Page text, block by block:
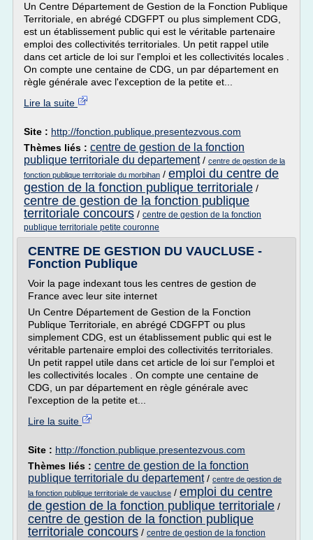
Un Centre Département de Gestion de la Fonction Publique
Territoriale, en abrégé CDGFPT ou plus simplement CDG,
est un établissement public qui est le véritable partenaire
emploi des collectivités territoriales. Un petit rappel utile
dans cet article de loi sur l'emploi et les collectivités locales .
On compte une centaine de CDG, un par département en
règle générale avec l'exception de la petite et...
Lire la suite
Site : http://fonction.publique.presentezvous.com
Thèmes liés : centre de gestion de la fonction
publique territoriale du departement/ centre de gestion de la
fonction publique territoriale du morbihan / emploi du centre de
gestion de la fonction publique territoriale /
centre de gestion de la fonction publique
territoriale concours / centre de gestion de la fonction
publique territoriale petite couronne
CENTRE DE GESTION DU VAUCLUSE -
Fonction Publique
Voir la page indexant tous les centres de gestion de
France avec leur site internet
Un Centre Département de Gestion de la Fonction
Publique Territoriale, en abrégé CDGFPT ou plus
simplement CDG, est un établissement public qui est le
véritable partenaire emploi des collectivités territoriales.
Un petit rappel utile dans cet article de loi sur l'emploi et
les collectivités locales . On compte une centaine de
CDG, un par département en règle générale avec
l'exception de la petite et...
Lire la suite
Site : http://fonction.publique.presentezvous.com
Thèmes liés : centre de gestion de la fonction
publique territoriale du departement/ centre de gestion de
la fonction publique territoriale de vaucluse / emploi du centre
de gestion de la fonction publique territoriale /
centre de gestion de la fonction publique
territoriale concours / centre de gestion de la fonction